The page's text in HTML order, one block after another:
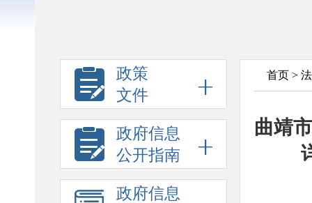
政策
文件
政府信息
公开指南
政府信息
首页 >
曲靖